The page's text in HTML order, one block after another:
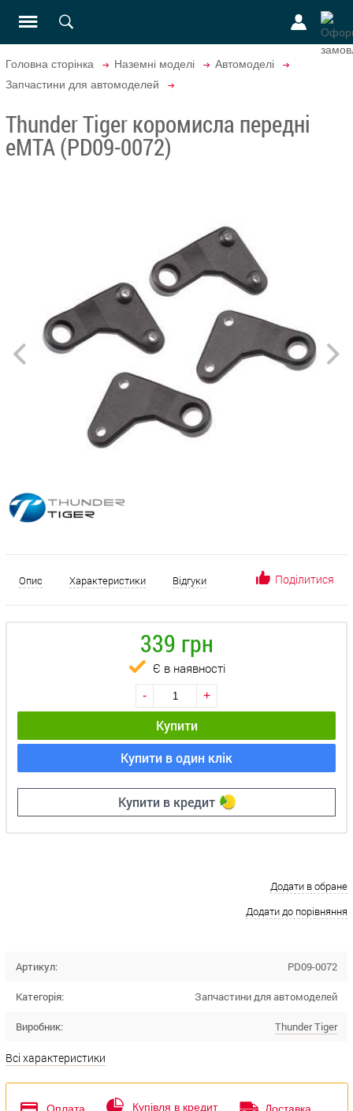
Головна сторінка Наземні моделі
Автомоделі
Запчастини для автомоделей
Thunder Tiger коромисла передні
eMTA (PD09-0072)
Опис Характеристики Відгуки Поділитися
339 грн
Є в наявності
- +
Купити
Купити в один клік
Купити в кредит
Додати в обране
Додати до порівняння
Артикул: PD09-0072
Категорія: Запчастини для автомоделей
Виробник: Thunder Tiger
Всі характеристики
Купівля в кредит